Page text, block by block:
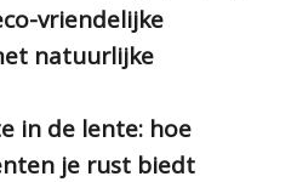
vriendelijke
natuurlijke
in de lente: hoe
je rust biedt